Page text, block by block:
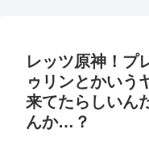
レッツ原神！プ
ゥリンとかいう
来てたらしいん
んか…？